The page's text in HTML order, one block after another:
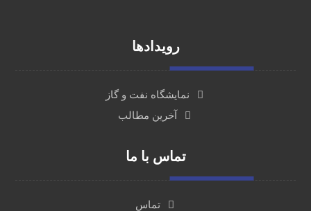
رویدادها
نمایشگاه نفت و گاز
آخرین مطالب
تماس با ما
تماس